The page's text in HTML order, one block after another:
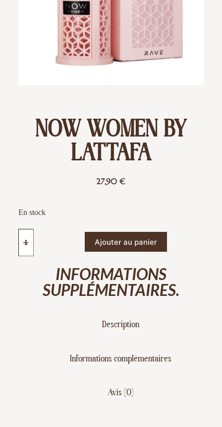
NOW WOMEN BY
LATTAFA
27,90€
En stock
Ajouter au panier
INFORMATIONS
SUPPLÉMENTAIRES.
Description
Informations complémentaires
Avis (0)